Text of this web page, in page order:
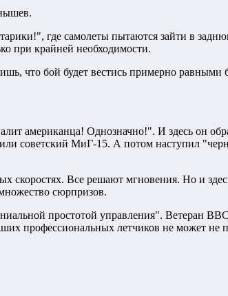
где самолеты пытаются зайти в
при крайней необходимости.
что бой будет вестись примерно равными
американца! Однозначно!". И здесь он
или советский МиГ-15. А потом наступил
Все решают мгновения. Но и
сюрпризов.
простотой управления". Ветеран ВВС
профессиональных летчиков не может не